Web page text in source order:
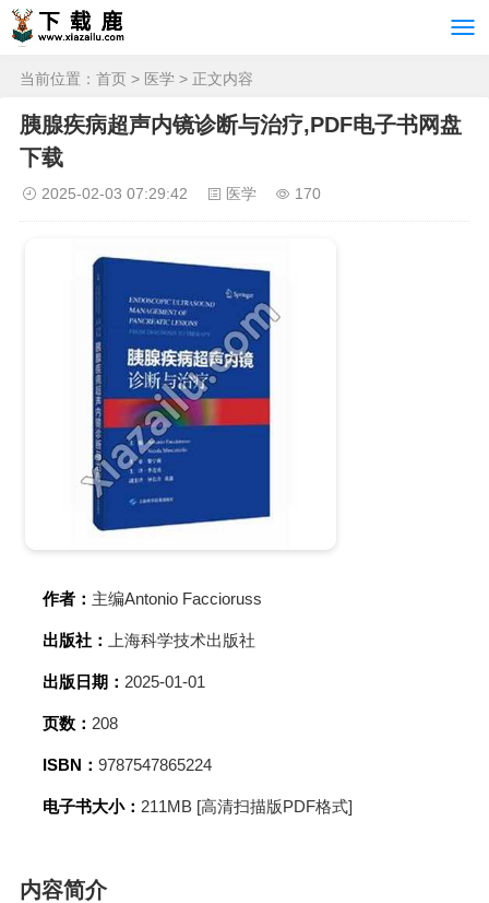
当前位置： 首页 > 医学 > 正文内容
胰腺疾病超声内镜诊断与治疗,PDF电子书网盘
下载
2025-02-03 07:29:42 医学 170
作者： 主编Antonio Faccioruss
出版社： 上海科学技术出版社
出版日期： 2025-01-01
页数： 208
ISBN： 9787547865224
电子书大小： 211MB [高清扫描版PDF格式]
内容简介